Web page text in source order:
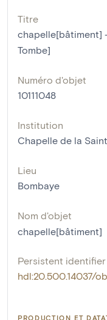
Titre
chapelle[bâtiment]
Tombe]
Numéro d'objet
10111048
Institution
Chapelle de la
Lieu
Bombaye
Nom d'objet
chapelle[bâtiment]
Persistent identifier
hdl:20.500.14037/
PRODUCTION ET